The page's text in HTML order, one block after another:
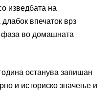
изведбата на
впечаток врз
фаза во домашната
останува запишан
и историско значење и